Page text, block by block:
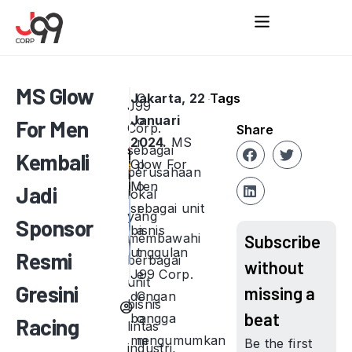
MS Glow
For Men
Kembali
Jadi
Sponsor
Resmi
Gresini
Racing
C
o
r
p
o
r
a
t
e
C
o
m
J99
Corp.
sebagai
perusahaan
lokal
yang
membawahi
berbagai
unit
bisnis
lintas
industri,
Jakarta, 22
Januari
2024. MS
Glow For
Men
sebagai unit
bisnis
unggulan
J99 Corp.
dengan
bangga
mengumumkan
Tags
Subscribe
without
missing a
beat
Be the first
Share